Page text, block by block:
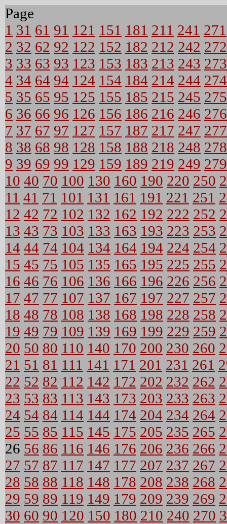
Page
1 31 61 91 121 151 181 211 241 271
2 32 62 92 122 152 182 212 242 272
3 33 63 93 123 153 183 213 243 273
4 34 64 94 124 154 184 214 244 274
5 35 65 95 125 155 185 215 245 275
6 36 66 96 126 156 186 216 246 276
7 37 67 97 127 157 187 217 247 277
8 38 68 98 128 158 188 218 248 278
9 39 69 99 129 159 189 219 249 279
10 40 70 100 130 160 190 220 250
11 41 71 101 131 161 191 221 251
12 42 72 102 132 162 192 222 252
13 43 73 103 133 163 193 223 253
14 44 74 104 134 164 194 224 254
15 45 75 105 135 165 195 225 255
16 46 76 106 136 166 196 226 256
17 47 77 107 137 167 197 227 257
18 48 78 108 138 168 198 228 258
19 49 79 109 139 169 199 229 259
20 50 80 110 140 170 200 230 260
21 51 81 111 141 171 201 231 261
22 52 82 112 142 172 202 232 262
23 53 83 113 143 173 203 233 263
24 54 84 114 144 174 204 234 264
25 55 85 115 145 175 205 235 265
26 56 86 116 146 176 206 236 266
27 57 87 117 147 177 207 237 267
28 58 88 118 148 178 208 238 268
29 59 89 119 149 179 209 239 269
30 60 90 120 150 180 210 240 270